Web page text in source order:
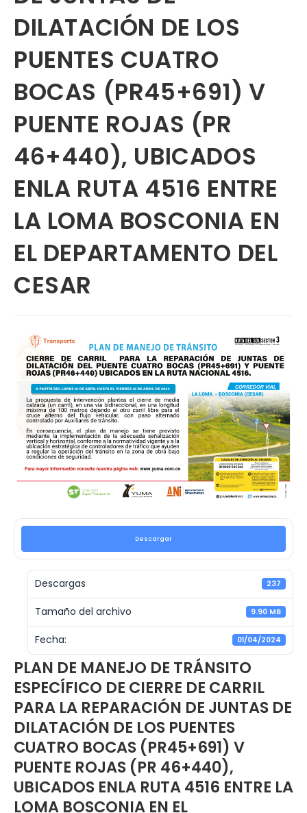
DILATACIÓN DE LOS
PUENTES CUATRO
BOCAS (PR45+691) V
PUENTE ROJAS (PR
46+440), UBICADOS
ENLA RUTA 4516 ENTRE
LA LOMA BOSCONIA EN
EL DEPARTAMENTO DEL
CESAR
Descargar
Descargas 237
Tamaño del archivo 9.90 MB
Fecha: 01/04/2024
PLAN DE MANEJO DE TRÁNSITO
ESPECÍFICO DE CIERRE DE CARRIL
PARA LA REPARACIÓN DE JUNTAS DE
DILATACIÓN DE LOS PUENTES
CUATRO BOCAS (PR45+691) V
PUENTE ROJAS (PR 46+440),
UBICADOS ENLA RUTA 4516 ENTRE LA
LOMA BOSCONIA EN EL